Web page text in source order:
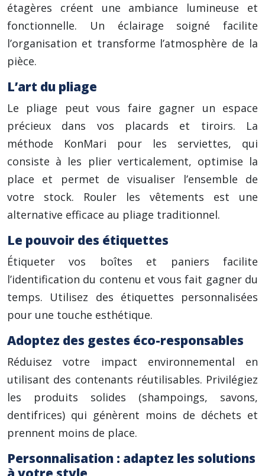
étagères créent une ambiance lumineuse et
fonctionnelle. Un éclairage soigné facilite
l’organisation et transforme l’atmosphère de la
pièce.
L’art du pliage
Le pliage peut vous faire gagner un espace
précieux dans vos placards et tiroirs. La
méthode KonMari pour les serviettes, qui
consiste à les plier verticalement, optimise la
place et permet de visualiser l’ensemble de
votre stock. Rouler les vêtements est une
alternative efficace au pliage traditionnel.
Le pouvoir des étiquettes
Étiqueter vos boîtes et paniers facilite
l’identification du contenu et vous fait gagner du
temps. Utilisez des étiquettes personnalisées
pour une touche esthétique.
Adoptez des gestes éco-responsables
Réduisez votre impact environnemental en
utilisant des contenants réutilisables. Privilégiez
les produits solides (shampoings, savons,
dentifrices) qui génèrent moins de déchets et
prennent moins de place.
Personnalisation : adaptez les solutions